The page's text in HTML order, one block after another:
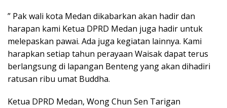
” Pak wali kota Medan dikabarkan akan hadir dan
harapan kami Ketua DPRD Medan juga hadir untuk
melepaskan pawai. Ada juga kegiatan lainnya. Kami
harapkan setiap tahun perayaan Waisak dapat terus
berlangsung di lapangan Benteng yang akan dihadiri
ratusan ribu umat Buddha.
Ketua DPRD Medan, Wong Chun Sen Tarigan